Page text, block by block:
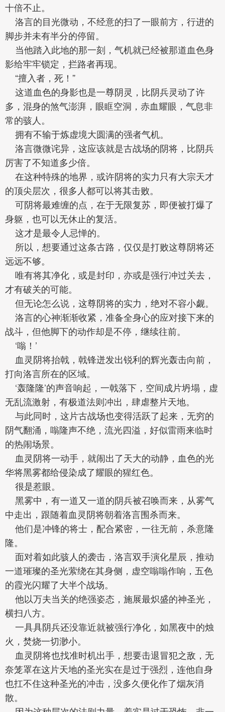
十倍不止。
洛言的目光微动，不经意的扫了一眼前方，行进的
脚步并未有半分的停留。
当他踏入此地的那一刻，气机就已经被那道血色身
影给牢牢锁定，拦路者再现。
“擅入者，死！”
这道血色的身影也是一尊阴灵，比阴兵灵动了许
多，混身的煞气澎湃，眼眶空洞，赤血耀眼，气息非
常的骇人。
拥有不输于炼虚境大圆满的强者气机。
洛言微微诧异，这应该就是古战场的阴将，比阴兵
厉害了不知道多少倍。
在这种特殊的地界，或许阴将的实力只有大宗天才
的顶尖层次，很多人都可以将其击败。
可阴将最难缠的点，在于无限复苏，即便被打爆了
身躯，也可以无休止的复活。
这才是最令人忌惮的。
所以，想要通过这条古路，仅仅是打败这尊阴将还
远远不够。
唯有将其净化，或是封印，亦或是强行冲过关去，
才有破关的可能。
但无论怎么说，这尊阴将的实力，绝对不容小觑。
洛言的心神渐渐收紧，准备全身心的应对接下来的
战斗，但他脚下的动作却是不停，继续往前。
‘嗡！’
血灵阴将抬戟，戟锋迸发出锐利的辉光轰击向前，
打向洛言所在的区域。
‘轰隆隆’的声音响起，一戟落下，空间成片坍塌，虚
无乱流激射，有极道法则冲出，肆虐整片天地。
与此同时，这片古战场也变得活跃了起来，无穷的
阴气翻涌，嗡隆声不绝，流光四溢，好似雷雨来临时
的热闹场景。
血灵阴将一动手，就闹出了天大的动静，血色的光
华将黑雾都给侵染成了耀眼的猩红色。
很是惹眼。
黑雾中，有一道又一道的阴兵被召唤而来，从雾气
中走出，跟随着血灵阴将朝着洛言围杀而来。
他们是冲锋的将士，配合紧密，一往无前，杀意隆
隆。
面对着如此骇人的袭击，洛言双手演化星辰，推动
一道璀璨的圣光萦绕在其身侧，虚空嗡嗡作响，五色
的霞光闪耀了大半个战场。
他以万夫当关的绝强姿态，施展最炽盛的神圣光，
横扫八方。
一具具阴兵还没靠近就被强行净化，如黑夜中的烛
火，焚烧一切渺小。
血灵阴将也找准时机出手，想要击退冒犯之敌，无
奈笼罩在这片天地的圣光实在是过于强烈，连他自身
也扛不住这种圣光的冲击，没多久便化作了烟灰消
散。